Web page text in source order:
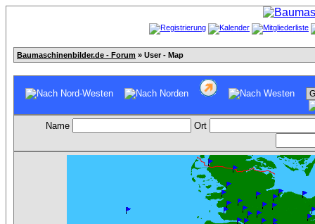
Baumaschinenbilder.de - Forum » User - Map
Name Ort